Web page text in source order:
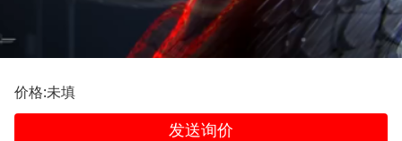
价格:未填
发送询价